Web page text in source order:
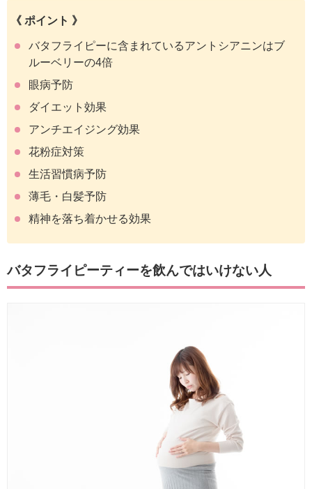
《 ポイント 》
バタフライピーに含まれているアントシアニンはブ
ルーベリーの4倍
眼病予防
ダイエット効果
アンチエイジング効果
花粉症対策
生活習慣病予防
薄毛・白髪予防
精神を落ち着かせる効果
バタフライピーティーを飲んではいけない人